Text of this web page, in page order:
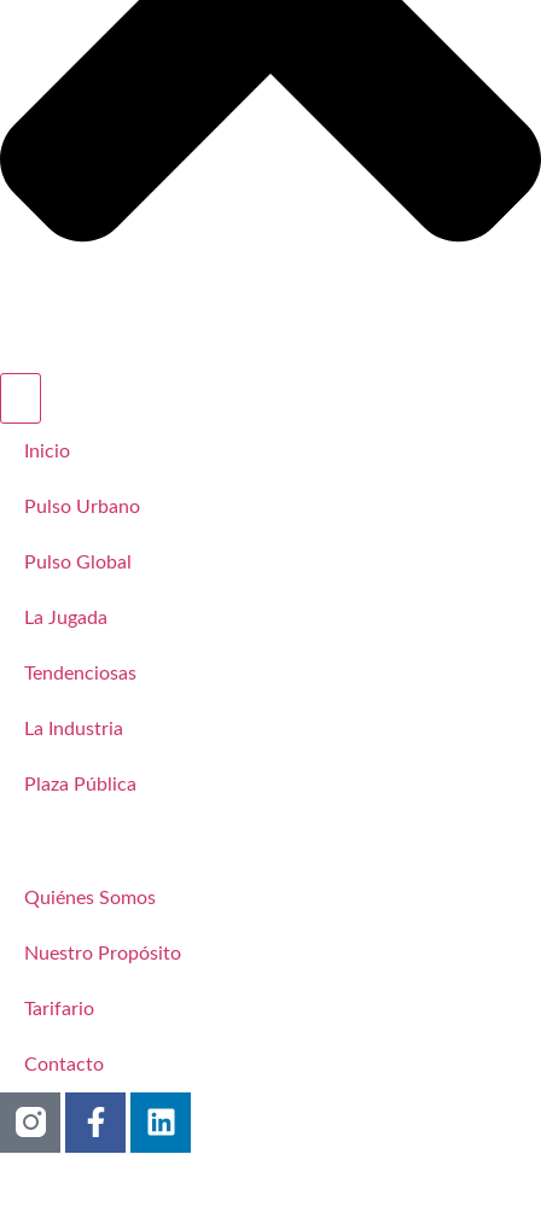
Inicio
Pulso Urbano
Pulso Global
La Jugada
Tendenciosas
La Industria
Plaza Pública
Quiénes Somos
Nuestro Propósito
Tarifario
Contacto